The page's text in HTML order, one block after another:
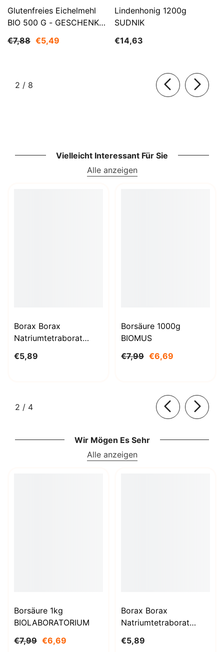
Glutenfreies Eichelmehl
BIO 500 G - GESCHENKE
€7,88 €5,49
Lindenhonig 1200g
SUDNIK
€14,63
2 / von
8
Vielleicht Interessant Für Sie
Alle anzeigen
Borax Borax
Natriumtetraborat
STANLAB
€5,89
Borsäure 1000g
BIOMUS
€7,99 €6,69
2 / von
4
Wir Mögen Es Sehr
Alle anzeigen
Borsäure 1kg
BIOLABORATORIUM
€7,99 €6,69
Borax Borax
Natriumtetraborat
BioLaboratorium
€5,89